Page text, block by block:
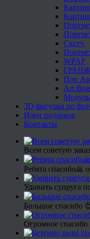
Скетч
WPAP
ГРАНЖ
Поп
Art
3D фигурка по
Идеи подарков
Контакты
Всем советую
Ребята спасибо🙏
Удивить супруга
Большое спасибо
Огромное спасибо